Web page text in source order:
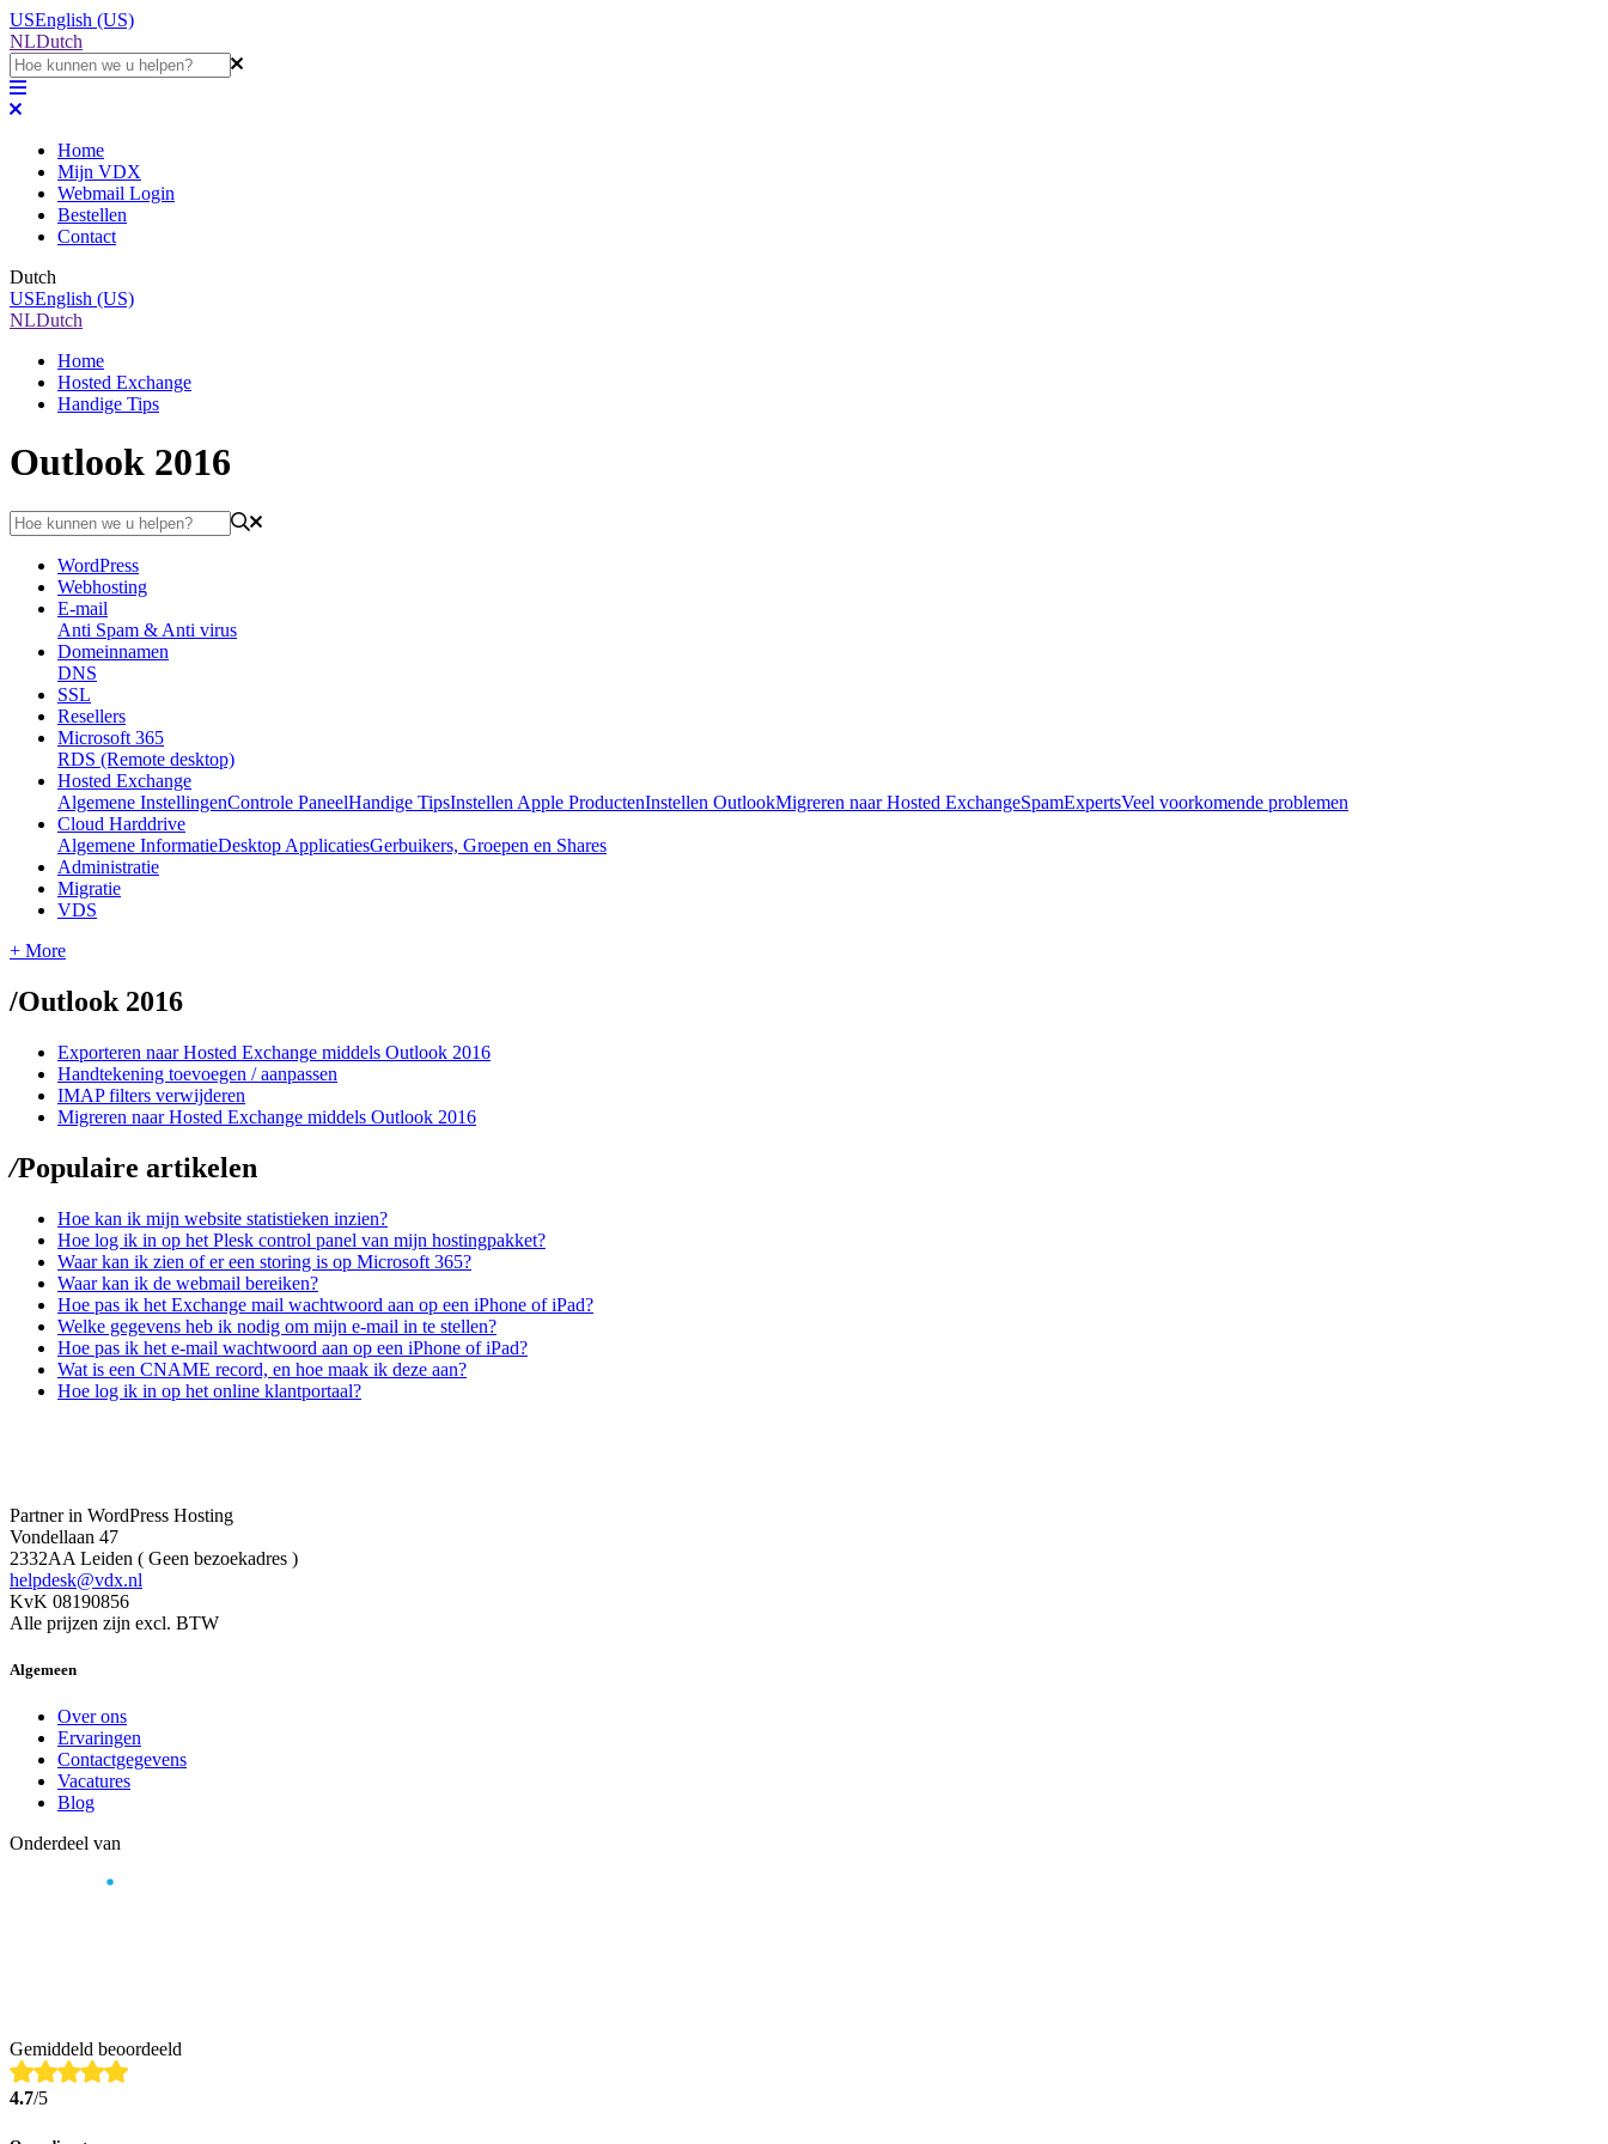
USEnglish (US)
NLDutch
Home
Mijn VDX
Webmail Login
Bestellen
Contact
Dutch
USEnglish (US)
NLDutch
Home
Hosted Exchange
Handige Tips
Outlook 2016
WordPress
Webhosting
E-mail
Anti Spam & Anti virus
Domeinnamen
DNS
SSL
Resellers
Microsoft 365
RDS (Remote desktop)
Hosted Exchange
Algemene InstellingenControle PaneelHandige TipsInstellen Apple ProductenInstellen OutlookMigreren naar Hosted ExchangeSpamExpertsVeel voorkomende problemen
Cloud Harddrive
Algemene InformatieDesktop ApplicatiesGerbuikers, Groepen en Shares
Administratie
Migratie
VDS
+ More
/Outlook 2016
Exporteren naar Hosted Exchange middels Outlook 2016
Handtekening toevoegen / aanpassen
IMAP filters verwijderen
Migreren naar Hosted Exchange middels Outlook 2016
/Populaire artikelen
Hoe kan ik mijn website statistieken inzien?
Hoe log ik in op het Plesk control panel van mijn hostingpakket?
Waar kan ik zien of er een storing is op Microsoft 365?
Waar kan ik de webmail bereiken?
Hoe pas ik het Exchange mail wachtwoord aan op een iPhone of iPad?
Welke gegevens heb ik nodig om mijn e-mail in te stellen?
Hoe pas ik het e-mail wachtwoord aan op een iPhone of iPad?
Wat is een CNAME record, en hoe maak ik deze aan?
Hoe log ik in op het online klantportaal?
Partner in WordPress Hosting
Vondellaan 47
2332AA Leiden ( Geen bezoekadres )
helpdesk@vdx.nl
KvK 08190856
Alle prijzen zijn excl. BTW
Algemeen
Over ons
Ervaringen
Contactgegevens
Vacatures
Blog
Onderdeel van
Gemiddeld beoordeeld
4.7/5